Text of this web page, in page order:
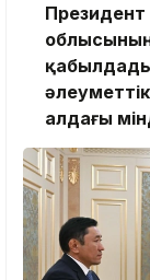
алдағы